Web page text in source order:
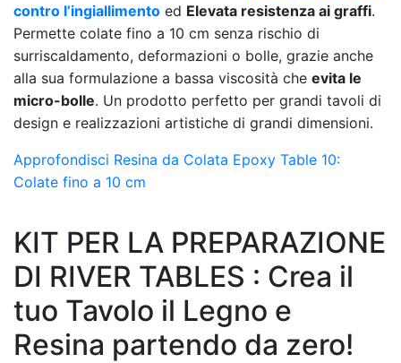
contro l’ingiallimento ed Elevata resistenza ai graffi.
Permette colate fino a 10 cm senza rischio di
surriscaldamento, deformazioni o bolle, grazie anche
alla sua formulazione a bassa viscosità che evita le
micro-bolle. Un prodotto perfetto per grandi tavoli di
design e realizzazioni artistiche di grandi dimensioni.
Approfondisci Resina da Colata Epoxy Table 10:
Colate fino a 10 cm
KIT PER LA PREPARAZIONE
DI RIVER TABLES : Crea il
tuo Tavolo il Legno e
Resina partendo da zero!